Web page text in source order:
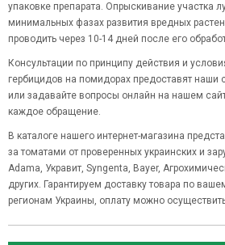
упаковке препарата. Опрыскивание участка
минимальных фазах развития вредных
проводить через 10-14 дней после его
Консультации по принципу действия и
гербицидов на помидорах предоставят наши
или задавайте вопросы онлайн на нашем
каждое обращение.
В каталоге нашего интернет-магазина
за томатами от проверенных украинских и
Adama, Укравит, Syngenta, Bayer,
других. Гарантируем доставку товара по
регионам Украины, оплату можно